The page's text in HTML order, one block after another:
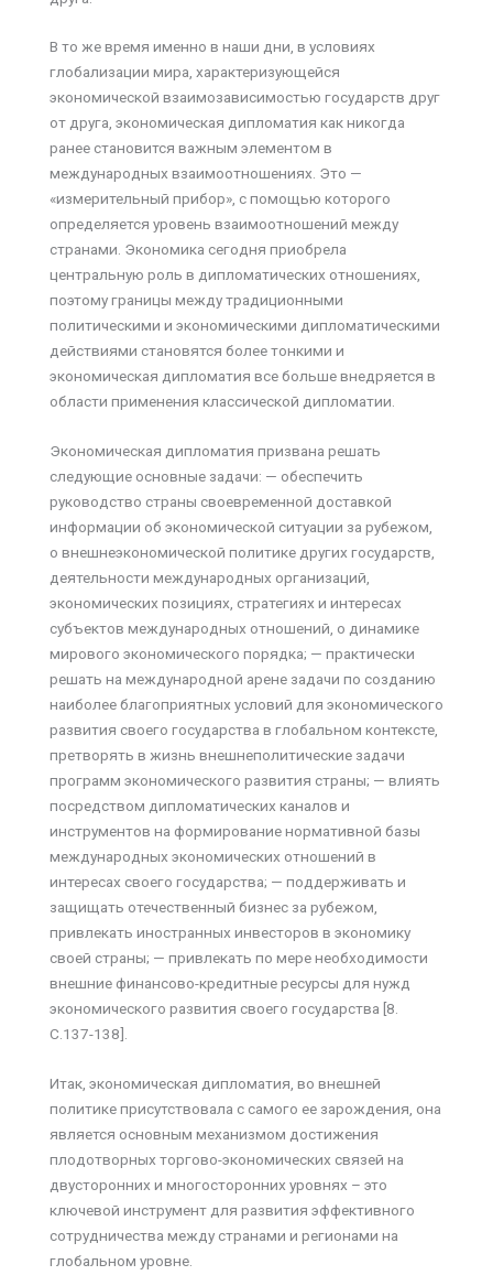
В то же время именно в наши дни, в условиях
глобализации мира, характеризующейся
экономической взаимозависимостью государств друг
от друга, экономическая дипломатия как никогда
ранее становится важным элементом в
международных взаимоотношениях. Это —
«измерительный прибор», с помощью которого
определяется уровень взаимоотношений между
странами. Экономика сегодня приобрела
центральную роль в дипломатических отношениях,
поэтому границы между традиционными
политическими и экономическими дипломатическими
действиями становятся более тонкими и
экономическая дипломатия все больше внедряется в
области применения классической дипломатии.
Экономическая дипломатия призвана решать
следующие основные задачи: — обеспечить
руководство страны своевременной доставкой
информации об экономической ситуации за рубежом,
о внешнеэкономической политике других государств,
деятельности международных организаций,
экономических позициях, стратегиях и интересах
субъектов международных отношений, о динамике
мирового экономического порядка; — практически
решать на международной арене задачи по созданию
наиболее благоприятных условий для экономического
развития своего государства в глобальном контексте,
претворять в жизнь внешнеполитические задачи
программ экономического развития страны; — влиять
посредством дипломатических каналов и
инструментов на формирование нормативной базы
международных экономических отношений в
интересах своего государства; — поддерживать и
защищать отечественный бизнес за рубежом,
привлекать иностранных инвесторов в экономику
своей страны; — привлекать по мере необходимости
внешние финансово-кредитные ресурсы для нужд
экономического развития своего государства [8.
C.137-138].
Итак, экономическая дипломатия, во внешней
политике присутствовала с самого ее зарождения, она
является основным механизмом достижения
плодотворных торгово-экономических связей на
двусторонних и многосторонних уровнях – это
ключевой инструмент для развития эффективного
сотрудничества между странами и регионами на
глобальном уровне.